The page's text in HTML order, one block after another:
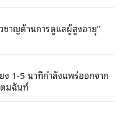
าญด้านการดูแลผู้สูงอายุ”
ง 1-5 นาทีกำลังแพร่ออกจาก
ตมฉันท์